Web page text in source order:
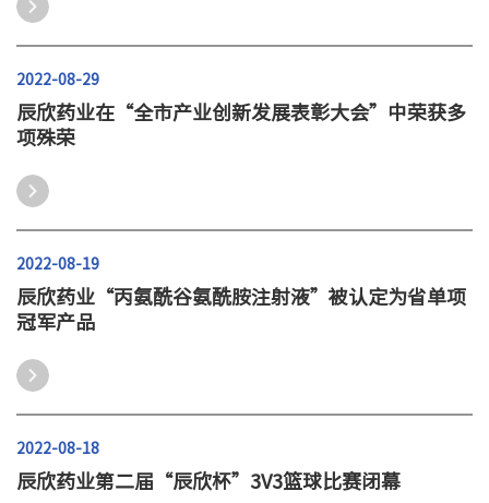
2022-08-29
辰欣药业在“全市产业创新发展表彰大会”中荣获多
项殊荣
2022-08-19
辰欣药业“丙氨酰谷氨酰胺注射液”被认定为省单项
冠军产品
2022-08-18
辰欣药业第二届“辰欣杯”3V3篮球比赛闭幕